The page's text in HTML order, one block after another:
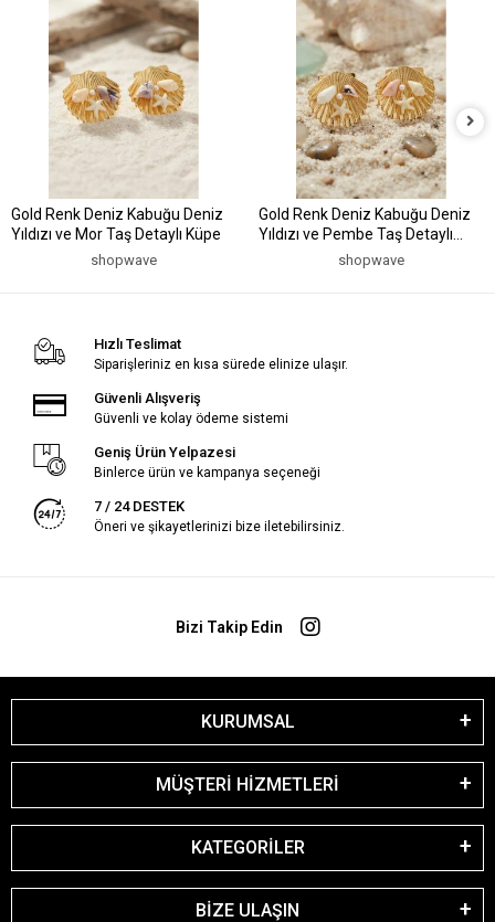
Gold Renk Deniz Kabuğu Deniz
Yıldızı ve Mor Taş Detaylı Küpe
shopwave
Gold Renk Deniz Kabuğu Deniz
Yıldızı ve Pembe Taş Detaylı
shopwave
Hızlı Teslimat
Siparişleriniz en kısa sürede elinize ulaşır.
Güvenli Alışveriş
Güvenli ve kolay ödeme sistemi
Geniş Ürün Yelpazesi
Binlerce ürün ve kampanya seçeneği
7 / 24 DESTEK
Öneri ve şikayetlerinizi bize iletebilirsiniz.
Bizi Takip Edin
KURUMSAL
MÜŞTERİ HİZMETLERİ
KATEGORİLER
BİZE ULAŞIN